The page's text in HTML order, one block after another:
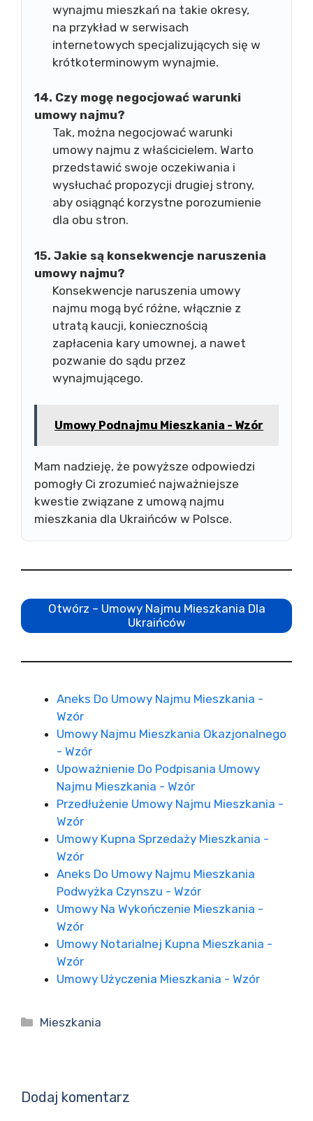
wynajmu mieszkań na takie okresy,
na przykład w serwisach
internetowych specjalizujących się w
krótkoterminowym wynajmie.
14. Czy mogę negocjować warunki
umowy najmu?
Tak, można negocjować warunki
umowy najmu z właścicielem. Warto
przedstawić swoje oczekiwania i
wysłuchać propozycji drugiej strony,
aby osiągnąć korzystne porozumienie
dla obu stron.
15. Jakie są konsekwencje naruszenia
umowy najmu?
Konsekwencje naruszenia umowy
najmu mogą być różne, włącznie z
utratą kaucji, koniecznością
zapłacenia kary umownej, a nawet
pozwanie do sądu przez
wynajmującego.
Umowy Podnajmu Mieszkania - Wzór
Mam nadzieję, że powyższe odpowiedzi
pomogły Ci zrozumieć najważniejsze
kwestie związane z umową najmu
mieszkania dla Ukraińców w Polsce.
Otwórz – Umowy Najmu Mieszkania Dla
Ukraińców
Aneks Do Umowy Najmu Mieszkania -
Wzór
Umowy Najmu Mieszkania Okazjonalnego
- Wzór
Upoważnienie Do Podpisania Umowy
Najmu Mieszkania - Wzór
Przedłużenie Umowy Najmu Mieszkania -
Wzór
Umowy Kupna Sprzedaży Mieszkania -
Wzór
Aneks Do Umowy Najmu Mieszkania
Podwyżka Czynszu - Wzór
Umowy Na Wykończenie Mieszkania -
Wzór
Umowy Notarialnej Kupna Mieszkania -
Wzór
Umowy Użyczenia Mieszkania - Wzór
Kategorie
Mieszkania
Dodaj komentarz